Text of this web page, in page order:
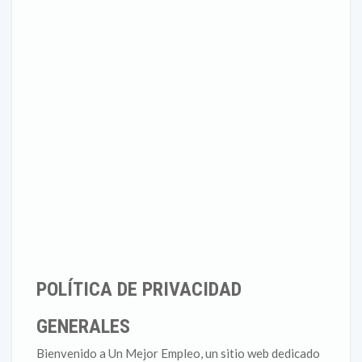
POLÍTICA DE PRIVACIDAD
GENERALES
Bienvenido a Un Mejor Empleo, un sitio web dedicado